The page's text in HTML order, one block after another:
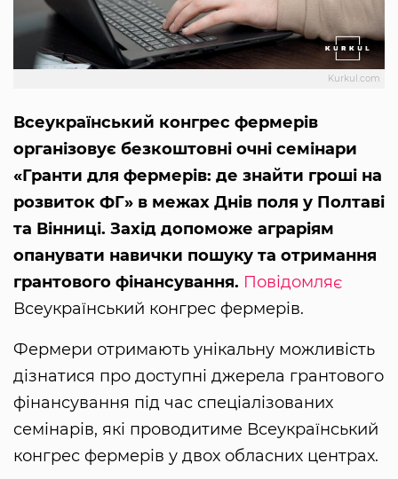
Kurkul.com
Всеукраїнський конгрес фермерів
організовує безкоштовні очні семінари
«Гранти для фермерів: де знайти гроші на
розвиток ФГ» в межах Днів поля у Полтаві
та Вінниці. Захід допоможе аграріям
опанувати навички пошуку та отримання
грантового фінансування. Повідомляє
Всеукраїнський конгрес фермерів.
Фермери отримають унікальну можливість
дізнатися про доступні джерела грантового
фінансування під час спеціалізованих
семінарів, які проводитиме Всеукраїнський
конгрес фермерів у двох обласних центрах.